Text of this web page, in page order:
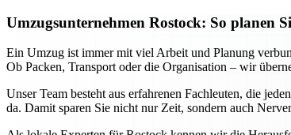
Umzugsunternehmen Rostock: So planen
Ein Umzug ist immer mit viel Arbeit und Planung
Ob Packen, Transport oder die Organisation – wir
Unser Team besteht aus erfahrenen Fachleuten, die
da. Damit sparen Sie nicht nur Zeit, sondern auch